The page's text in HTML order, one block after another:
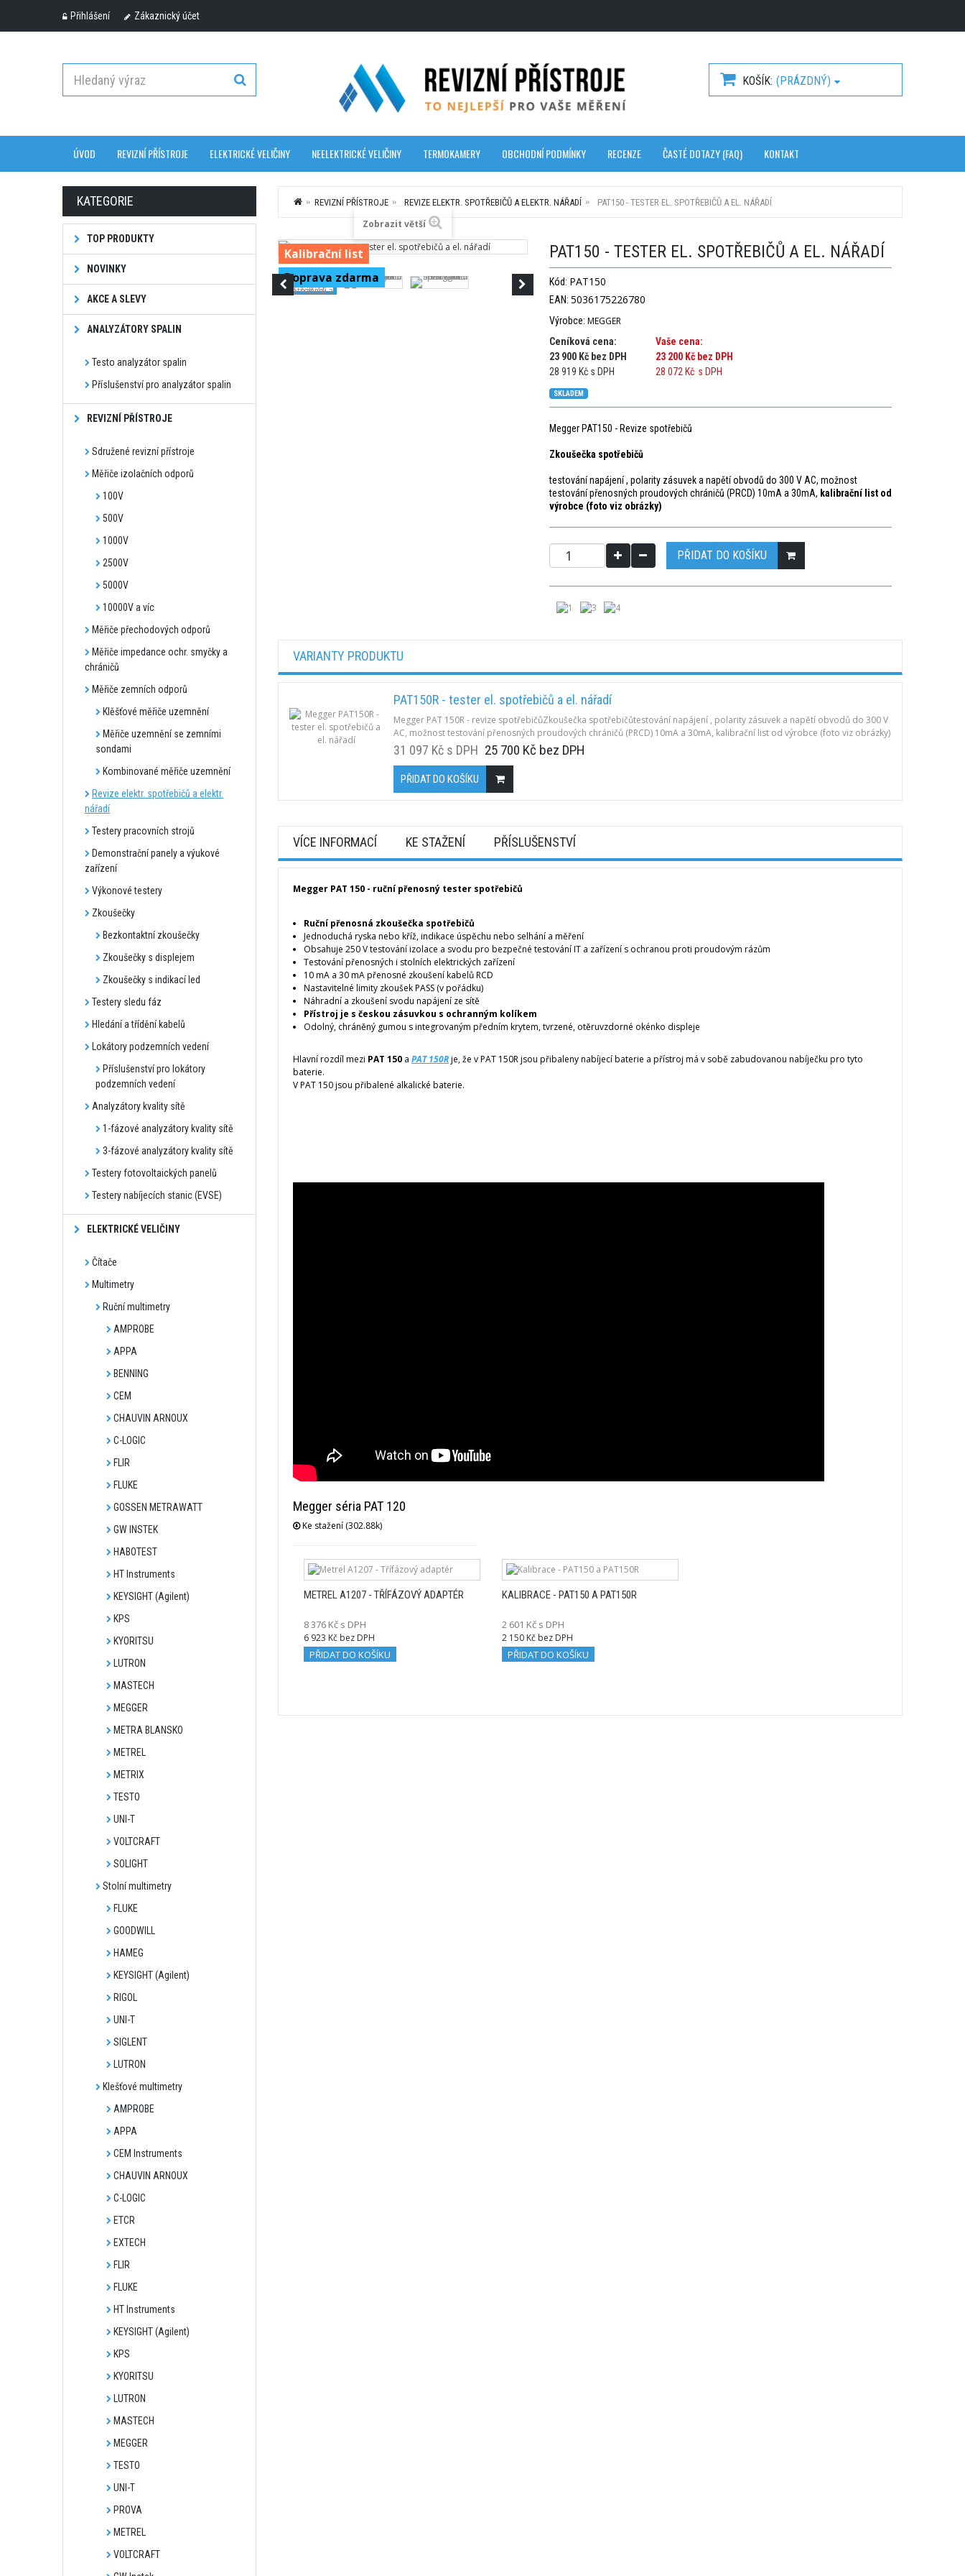
Přihlášení Zákaznický účet
KOŠÍK (PRÁZDNÝ)
ÚVOD REVIZNÍ PŘÍSTROJE ELEKTRICKÉ VELIČINY NEELEKTRICKÉ VELIČINY TERMOKAMERY OBCHODNÍ PODMÍNKY RECENZE ČASTÉ DOTAZY (FAQ) KONTAKT
KATEGORIE
TOP PRODUKTY
NOVINKY
AKCE A SLEVY
ANALYZÁTORY SPALIN
Testo analyzátor spalin
Příslušenství pro analyzátor spalin
REVIZNÍ PŘÍSTROJE
Sdružené revizní přístroje
Měřiče izolačních odporů
100V
500V
1000V
2500V
5000V
10000V a víc
Měřiče přechodových odporů
Měřiče impedance ochr. smyčky a
chráničů
Měřiče zemních odporů
Klěšťové měřiče uzemnění
Měřiče uzemnění se zemními
sondami
Kombinované měřiče uzemnění
Revize elektr. spotřebičů a elektr.
nářadí
Testery pracovních strojů
Demonstrační panely a výukové
zařízení
Výkonové testery
Zkoušečky
Bezkontaktní zkoušečky
Zkoušečky s displejem
Zkoušečky s indikací led
Testery sledu fáz
Hledání a třídění kabelů
Lokátory podzemních vedení
Příslušenství pro lokátory
podzemních vedení
Analyzátory kvality sítě
1-fázové analyzátory kvality sítě
3-fázové analyzátory kvality sítě
Testery fotovoltaických panelů
Testery nabíjecích stanic (EVSE)
ELEKTRICKÉ VELIČINY
Čítače
Multimetry
Ruční multimetry
AMPROBE
APPA
BENNING
CEM
CHAUVIN ARNOUX
C-LOGIC
FLIR
FLUKE
GOSSEN METRAWATT
GW INSTEK
HABOTEST
HT Instruments
KEYSIGHT (Agilent)
KPS
KYORITSU
LUTRON
MASTECH
MEGGER
METRA BLANSKO
METREL
METRIX
TESTO
UNI-T
VOLTCRAFT
SOLIGHT
Stolní multimetry
FLUKE
GOODWILL
HAMEG
KEYSIGHT (Agilent)
RIGOL
UNI-T
SIGLENT
LUTRON
Klešťové multimetry
AMPROBE
APPA
CEM Instruments
CHAUVIN ARNOUX
C-LOGIC
ETCR
EXTECH
FLIR
FLUKE
HT Instruments
KEYSIGHT (Agilent)
KPS
KYORITSU
LUTRON
MASTECH
MEGGER
TESTO
UNI-T
PROVA
METREL
VOLTCRAFT
REVIZNÍ PŘÍSTROJE REVIZE ELEKTR. SPOTŘEBIČŮ A ELEKTR. NÁŘADÍ PAT150 - TESTER EL. SPOTŘEBIČŮ A EL. NÁŘADÍ
Kalibrační list
Doprava zdarma
Zobrazit větší
PAT150 - TESTER EL. SPOTŘEBIČŮ A EL. NÁŘADÍ
Kód: PAT150
EAN: 5036175226780
Výrobce: MEGGER
Ceníková cena:
23 900 Kč bez DPH
28 919 Kč s DPH
Vaše cena:
23 200 Kč bez DPH
28 072 Kč s DPH
SKLADEM
Megger PAT150 - Revize spotřebičů
Zkoušečka spotřebičů
testování napájení , polarity zásuvek a napětí obvodů do 300 V AC, možnost
testování přenosných proudových chráničů (PRCD) 10mA a 30mA, kalibrační list od
výrobce (foto viz obrázky)
PŘIDAT DO KOŠÍKU
VARIANTY PRODUKTU
PAT150R - tester el. spotřebičů a el. nářadí
Megger PAT 150R - revize spotřebičůZkoušečka spotřebičůtestování napájení , polarity zásuvek a napětí obvodů do 300 V
AC, možnost testování přenosných proudových chráničů (PRCD) 10mA a 30mA, kalibrační list od výrobce (foto viz obrázky)
31 097 Kč s DPH 25 700 Kč bez DPH
PŘIDAT DO KOŠÍKU
VÍCE INFORMACÍ KE STAŽENÍ PŘÍSLUŠENSTVÍ
Megger PAT 150 - ruční přenosný tester spotřebičů
Ruční přenosná zkoušečka spotřebičů
Jednoduchá ryska nebo kříž, indikace úspěchu nebo selhání a měření
Obsahuje 250 V testování izolace a svodu pro bezpečné testování IT a zařízení s ochranou proti proudovým rázům
Testování přenosných i stolních elektrických zařízení
10 mA a 30 mA přenosné zkoušení kabelů RCD
Nastavitelné limity zkoušek PASS (v pořádku)
Náhradní a zkoušení svodu napájení ze sítě
Přístroj je s českou zásuvkou s ochranným kolíkem
Odolný, chráněný gumou s integrovaným předním krytem, tvrzené, otěruvzdorné okénko displeje
Hlavnírozdíl mezi PAT 150 a PAT 150Rje, že vPAT 150Rjsou přibalenynabíjecí baterie a přístroj má v sobě zabudovanou nabíječku pro tyto
baterie.
VPAT 150jsou přibalené alkalické baterie.
Megger séria PAT 120
Ke stažení (302.88k)
METREL A1207 - TŘÍFÁZOVÝ ADAPTÉR
8 376 Kč s DPH
6 923 Kč bez DPH
PŘIDAT DO KOŠÍKU
KALIBRACE - PAT150 A PAT150R
2 601 Kč s DPH
2 150 Kč bez DPH
PŘIDAT DO KOŠÍKU